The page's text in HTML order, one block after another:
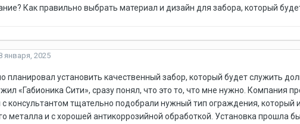
Как правильно выбрать материал и дизайн для забора, который
января, 2025
планировал установить качественный забор, который будет служить
«Габионика Сити», сразу понял, что это то, что мне нужно. Компания
консультантом тщательно подобрали нужный тип ограждения, который
металла и с хорошей антикоррозийной обработкой. Установка прошла